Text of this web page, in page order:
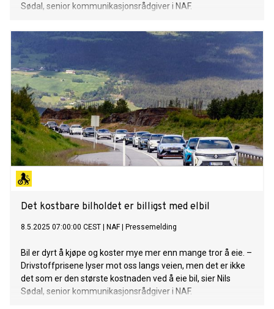
Sødal, senior kommunikasjonsrådgiver i NAF.
Det kostbare bilholdet er billigst med elbil
8.5.2025 07:00:00 CEST NAF| Pressemelding
Bil er dyrt å kjøpe og koster mye mer enn mange tror å eie. –
Drivstoffprisene lyser mot oss langs veien, men det er ikke
det som er den største kostnaden ved å eie bil, sier Nils
Sødal, senior kommunikasjonsrådgiver i NAF.